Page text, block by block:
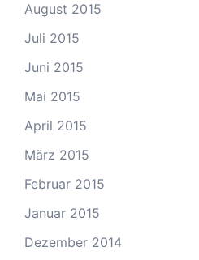
August 2015
Juli 2015
Juni 2015
Mai 2015
April 2015
März 2015
Februar 2015
Januar 2015
Dezember 2014